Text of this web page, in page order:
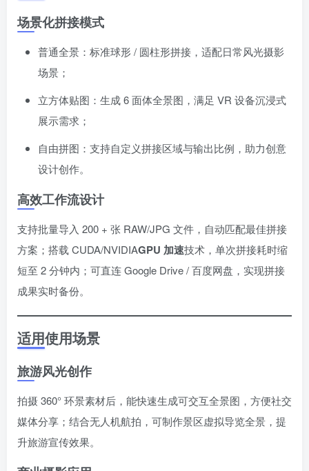
场景化拼接模式
普通全景：标准球形 / 圆柱形拼接，适配日常风光摄影
场景；
立方体贴图：生成 6 面体全景图，满足 VR 设备沉浸式
展示需求；
自由拼图：支持自定义拼接区域与输出比例，助力创意
设计创作。
高效工作流设计
支持批量导入 200 + 张 RAW/JPG 文件，自动匹配最佳拼接
方案；搭载 CUDA/NVIDIAGPU 加速技术，单次拼接耗时缩
短至 2 分钟内；可直连 Google Drive / 百度网盘，实现拼接
成果实时备份。
适用使用场景
旅游风光创作
拍摄 360° 环景素材后，能快速生成可交互全景图，方便社交
媒体分享；结合无人机航拍，可制作景区虚拟导览全景，提
升旅游宣传效果。